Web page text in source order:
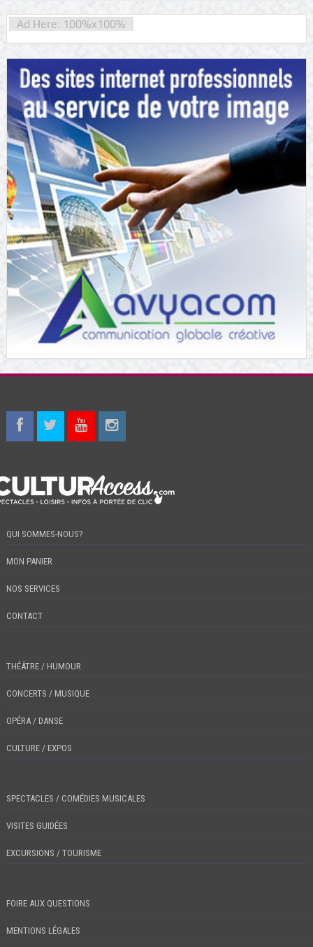
Ad Here: 100%x100%
QUI SOMMES-NOUS?
MON PANIER
NOS SERVICES
CONTACT
THÉÂTRE / HUMOUR
CONCERTS / MUSIQUE
OPÉRA / DANSE
CULTURE / EXPOS
SPECTACLES / COMÉDIES MUSICALES
VISITES GUIDÉES
EXCURSIONS / TOURISME
FOIRE AUX QUESTIONS
MENTIONS LÉGALES